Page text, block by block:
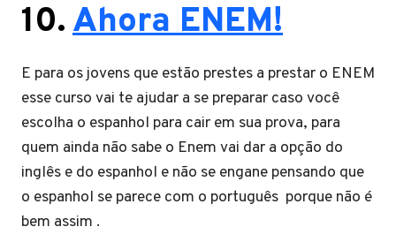
10.Ahora ENEM!
E para os jovens que estão prestes a prestar o ENEM
esse curso vai te ajudar a se preparar caso você
escolha o espanhol para cair em sua prova, para
quem ainda não sabe o Enem vai dar a opção do
inglês e do espanhol e não se engane pensando que
o espanhol se parece com o português porque não é
bem assim .